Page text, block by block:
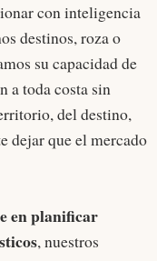
con inteligencia
destinos, roza o
su capacidad de
a toda costa sin
del destino,
dejar que el mercado
en planificar
, nuestros